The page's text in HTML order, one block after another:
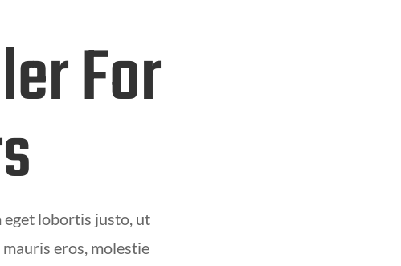
For
eget lobortis justo, ut
eros, molestie